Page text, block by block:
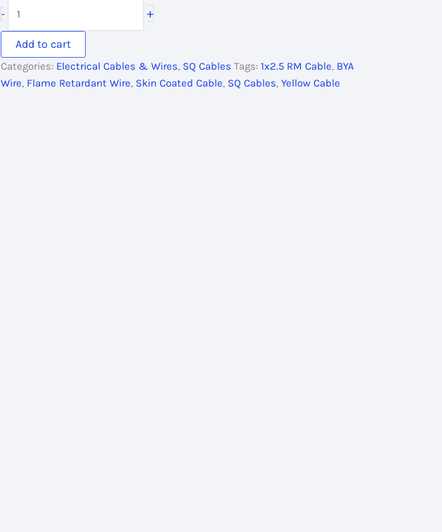
-
SQ
Core
Cable
1x2.5
+
Add to cart
Categories: Electrical Cables & Wires, SQ Cables Tags:1x2.5 RM Cable, BYA
Wire, Flame Retardant Wire, Skin Coated Cable, SQ Cables,Yellow Cable